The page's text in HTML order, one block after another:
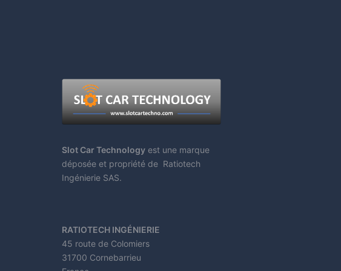
Slot Car Technology est une marque
déposée et propriété de Ratiotech
Ingénierie SAS.
RATIOTECH INGÉNIERIE
45 route de Colomiers
31700 Cornebarrieu